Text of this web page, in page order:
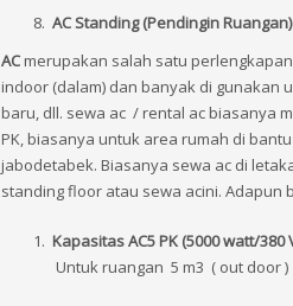
AC Standing (Pendingin Ruangan)
ACmerupakan salah satu
indoor (dalam) dan banyak di gunakan
baru, dll. sewa ac / rental ac biasanya
PK, biasanya untuk area rumah di
jabodetabek. Biasanya sewa ac di
standing floor atau sewa acini. Adapun
Kapasitas AC5 PK (5000 watt/380
Untuk ruangan 5 m3 ( out door